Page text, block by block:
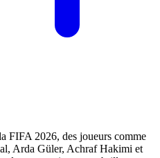
FIFA 2026, des joueurs comme
Arda Güler, Achraf Hakimi et